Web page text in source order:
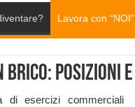
Lavora con “NOI”
posizioni e
di esercizi commerciali